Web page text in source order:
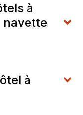
à
navette
à